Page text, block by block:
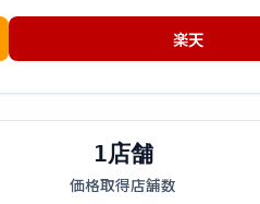
楽天
1店舗
価格取得店舗数